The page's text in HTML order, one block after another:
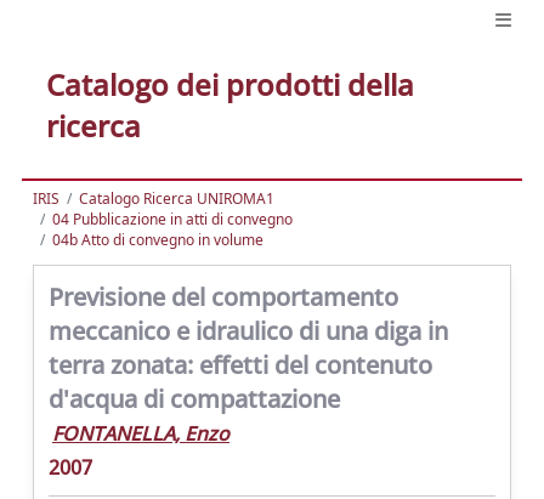
Catalogo dei prodotti della
ricerca
IRIS
Catalogo Ricerca UNIROMA1
04 Pubblicazione in atti di convegno
04b Atto di convegno in volume
Previsione del comportamento
meccanico e idraulico di una diga in
terra zonata: effetti del contenuto
d'acqua di compattazione
FONTANELLA, Enzo
2007